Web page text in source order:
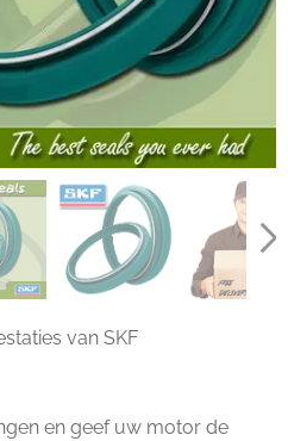
van SKF
en geef uw motor de